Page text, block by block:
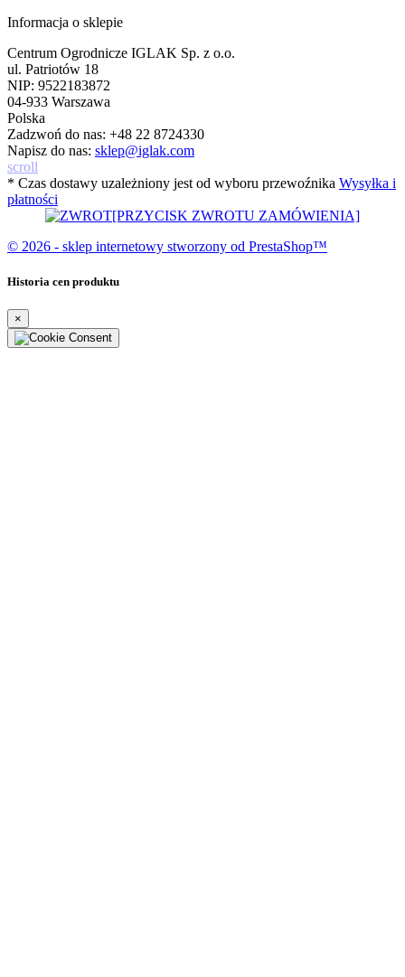
Informacja o sklepie
Centrum Ogrodnicze IGLAK Sp. z o.o.
ul. Patriotów 18
NIP: 9522183872
04-933 Warszawa
Polska
Zadzwoń do nas: +48 22 8724330
Napisz do nas: sklep@iglak.com
scroll
* Czas dostawy uzależniony jest od wyboru przewoźnika Wysyłka i
płatności
[PRZYCISK ZWROTU ZAMÓWIENIA]
© 2026 - sklep internetowy stworzony od PrestaShop™
Historia cen produktu
×